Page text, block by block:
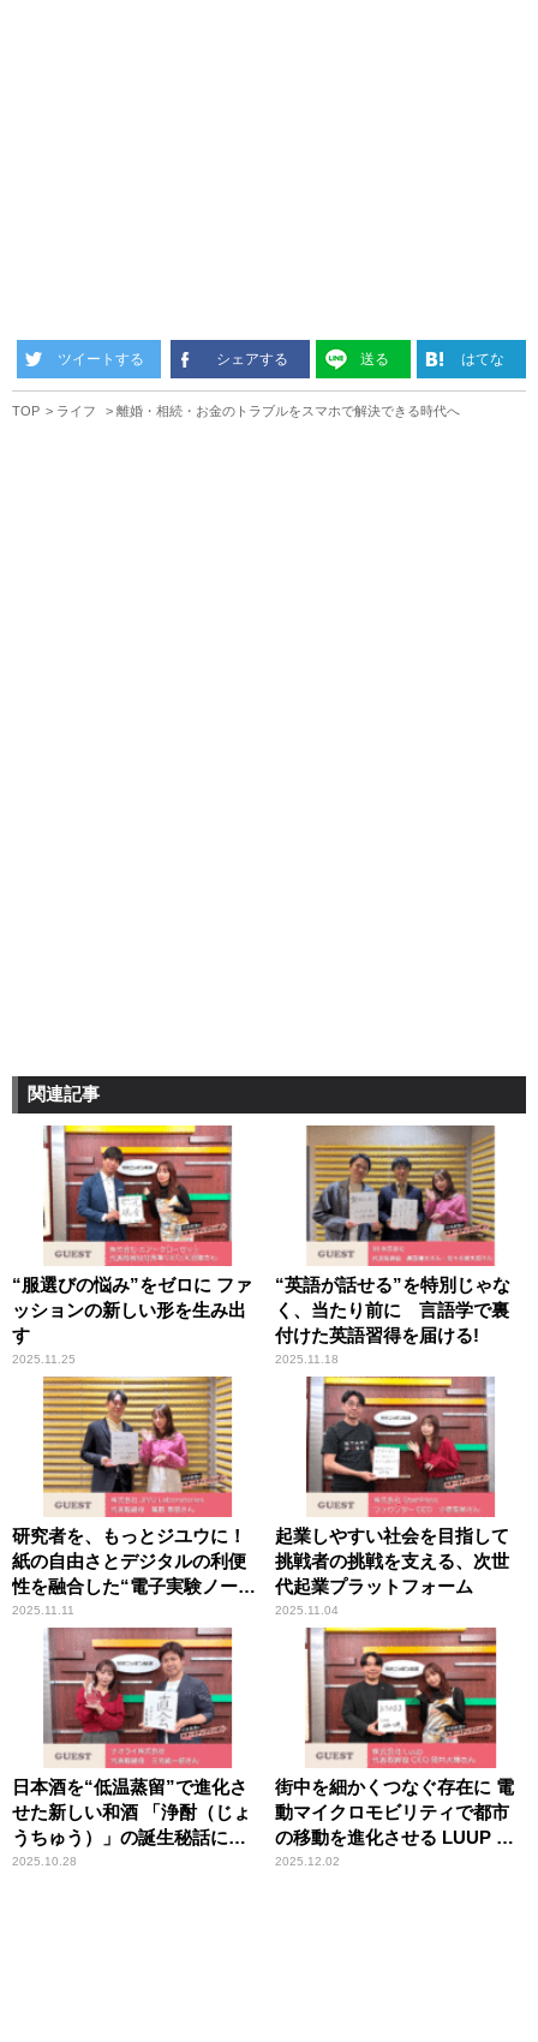
ツイートする シェアする 送る はてな
TOP ライフ 離婚・相続・お金のトラブルをスマホで解決できる時代へ
関連記事
“服選びの悩み”をゼロに ファ
ッションの新しい形を生み出
す
2025.11.25
“英語が話せる”を特別じゃな
く、当たり前に 言語学で裏
付けた英語習得を届ける!
2025.11.18
研究者を、もっとジユウに！
紙の自由さとデジタルの利便
性を融合した“電子実験ノー
ト”で研究現場を変える
2025.11.11
起業しやすい社会を目指して
挑戦者の挑戦を支える、次世
代起業プラットフォーム
2025.11.04
日本酒を“低温蒸留”で進化さ
せた新しい和酒 「浄酎（じょ
うちゅう）」の誕生秘話に迫
る
2025.10.28
街中を細かくつなぐ存在に 電
動マイクロモビリティで都市
の移動を進化させる LUUP の
挑戦
2025.12.02